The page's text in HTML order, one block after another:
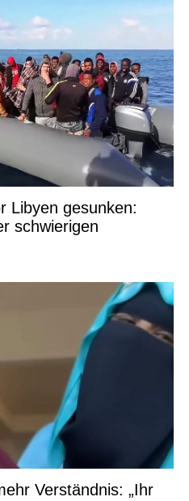
Libyen gesunken:
schwierigen
Verständnis: „Ihr